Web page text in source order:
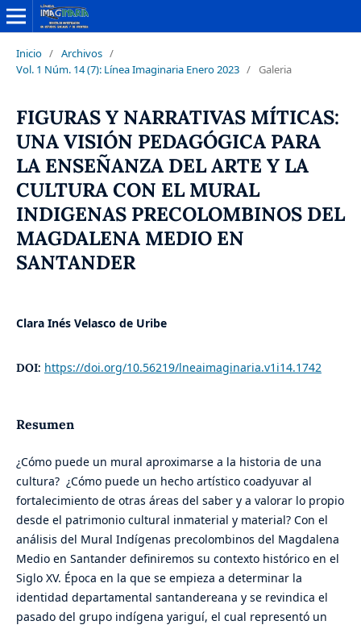
Inicio / Archivos /
Vol. 1 Núm. 14 (7): Línea Imaginaria Enero 2023 / Galeria
FIGURAS Y NARRATIVAS MÍTICAS:
UNA VISIÓN PEDAGÓGICA PARA
LA ENSEÑANZA DEL ARTE Y LA
CULTURA CON EL MURAL
INDIGENAS PRECOLOMBINOS DEL
MAGDALENA MEDIO EN
SANTANDER
Clara Inés Velasco de Uribe
DOI: https://doi.org/10.56219/lneaimaginaria.v1i14.1742
Resumen
¿Cómo puede un mural aproximarse a la historia de una
cultura? ¿Cómo puede un hecho artístico coadyuvar al
fortalecimiento de otras áreas del saber y a valorar lo propio
desde el patrimonio cultural inmaterial y material? Con el
análisis del Mural Indígenas precolombinos del Magdalena
Medio en Santander definiremos su contexto histórico en el
Siglo XV. Época en la que se empieza a determinar la
identidad departamental santandereana y se revindica el
pasado del grupo indígena yariguí, el cual representó un